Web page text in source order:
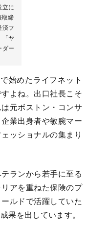
立に
取締
済フ
「ヤ
ダー
始めたライフネット
よね。出口社長こそ
元ボストン・コンサ
業出身者や敏腕マー
ッショナルの集まり
ランから若手に至る
アを重ねた保険のプ
ルドで活躍していた
果を出しています。